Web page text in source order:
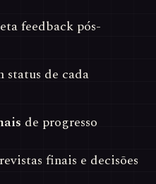
feedback pós-
status de cada
de progresso
finais e decisões